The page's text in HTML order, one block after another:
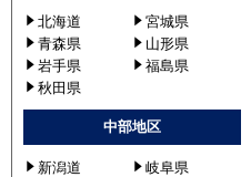
北海道
宮城県
青森県
山形県
岩手県
福島県
秋田県
中部地区
新潟道
岐阜県